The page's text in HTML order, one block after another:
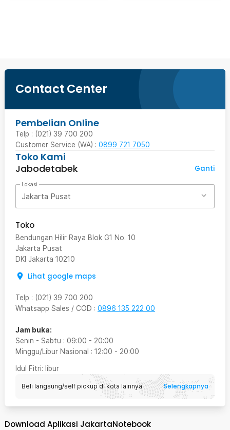
Contact Center
Pembelian Online
Telp : (021) 39 700 200
Customer Service (WA) : 0899 721 7050
Toko Kami
Jabodetabek
Ganti
Lokasi
Jakarta Pusat
Toko
Bendungan Hilir Raya Blok G1 No. 10
Jakarta Pusat
DKI Jakarta 10210
Lihat google maps
Telp : (021) 39 700 200
Whatsapp Sales / COD : 0896 135 222 00
Jam buka:
Senin - Sabtu : 09:00 - 20:00
Minggu/Libur Nasional : 12:00 - 20:00
Idul Fitri: libur
Beli langsung/self pickup di kota lainnya Selengkapnya
Download Aplikasi JakartaNotebook